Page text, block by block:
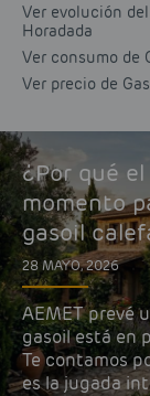
Ver evolución
Horadada
Ver consumo de
Ver precio de
¿Por qué
momento
gasoil
28 MAYO, 2026
AEMET prevé
gasoil está en
Te contamos
es la jugada